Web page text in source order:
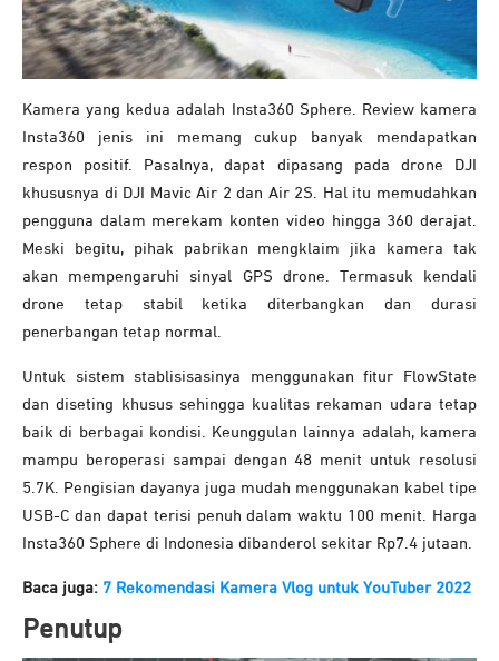
Kamera yang kedua adalah Insta360 Sphere. Review kamera
Insta360 jenis ini memang cukup banyak mendapatkan
respon positif. Pasalnya, dapat dipasang pada drone DJI
khususnya di DJI Mavic Air 2 dan Air 2S. Hal itu memudahkan
pengguna dalam merekam konten video hingga 360 derajat.
Meski begitu, pihak pabrikan mengklaim jika kamera tak
akan mempengaruhi sinyal GPS drone. Termasuk kendali
drone tetap stabil ketika diterbangkan dan durasi
penerbangan tetap normal.
Untuk sistem stablisisasinya menggunakan fitur FlowState
dan diseting khusus sehingga kualitas rekaman udara tetap
baik di berbagai kondisi. Keunggulan lainnya adalah, kamera
mampu beroperasi sampai dengan 48 menit untuk resolusi
5.7K. Pengisian dayanya juga mudah menggunakan kabel tipe
USB-C dan dapat terisi penuh dalam waktu 100 menit. Harga
Insta360 Sphere di Indonesia dibanderol sekitar Rp7.4 jutaan.
Baca juga: 7 Rekomendasi Kamera Vlog untuk YouTuber 2022
Penutup